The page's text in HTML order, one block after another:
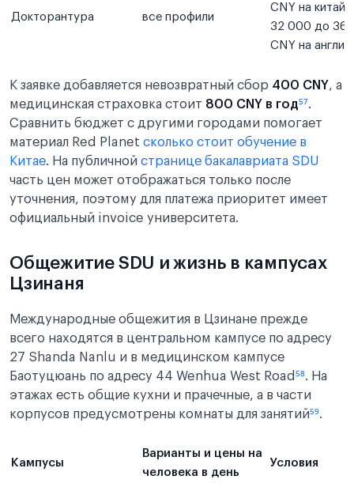
Докторантура все профили
CNY на
32 000 до 36
CNY на
К заявке добавляется невозвратный сбор 400 CNY, а
медицинская страховка стоит 800 CNY в год⁵⁷.
Сравнить бюджет с другими городами помогает
материал Red Planet сколько стоит обучение в
Китае. На публичной странице бакалавриата SDU
часть цен может отображаться только после
уточнения, поэтому для платежа приоритет имеет
официальный invoice университета.
Общежитие SDU и жизнь в кампусах
Цзинаня
Международные общежития в Цзинане прежде
всего находятся в центральном кампусе по адресу
27 Shanda Nanlu и в медицинском кампусе
Баотуцюань по адресу 44 Wenhua West Road⁵⁸. На
этажах есть общие кухни и прачечные, а в части
корпусов предусмотрены комнаты для занятий⁵⁹.
Кампусы
Варианты и цены на
человека в день
Условия